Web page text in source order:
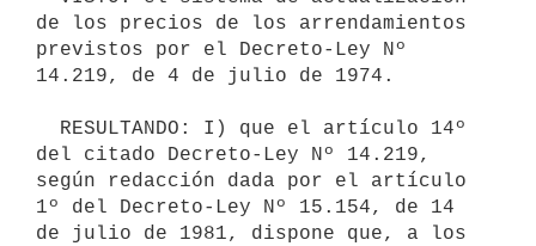
de los precios de los arrendamientos
previstos por el Decreto-Ley Nº
14.219, de 4 de julio de 1974.
del citado Decreto-Ley Nº 14.219,
según redacción dada por el artículo
1º del Decreto-Ley Nº 15.154, de 14
de julio de 1981, dispone que, a los